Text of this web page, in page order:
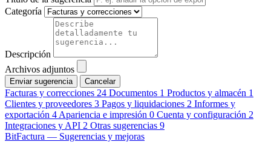
Categoría
Descripción
Archivos adjuntos
Cancelar
Facturas y correcciones 24 Documentos 1 Productos y almacén 1
Clientes y proveedores 3 Pagos y liquidaciones 2 Informes y
exportación 4 Apariencia e impresión 0 Cuenta y configuración 2
Integraciones y API 2 Otras sugerencias 9
BitFactura — Sugerencias y mejoras